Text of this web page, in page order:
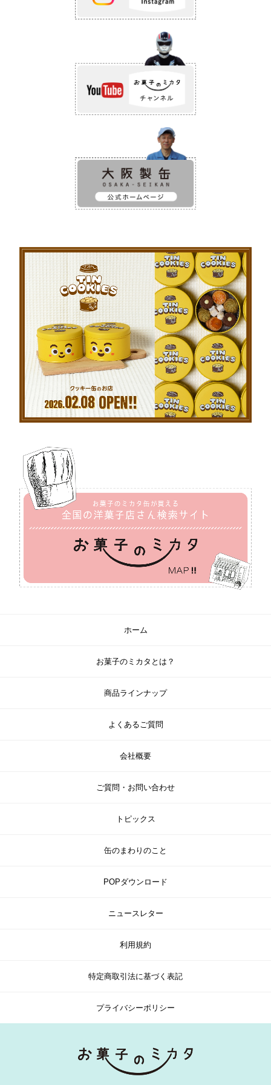
ホーム
お菓子のミカタとは？
商品ラインナップ
よくあるご質問
会社概要
ご質問・お問い合わせ
トピックス
缶のまわりのこと
POPダウンロード
ニュースレター
利用規約
特定商取引法に基づく表記
プライバシーポリシー